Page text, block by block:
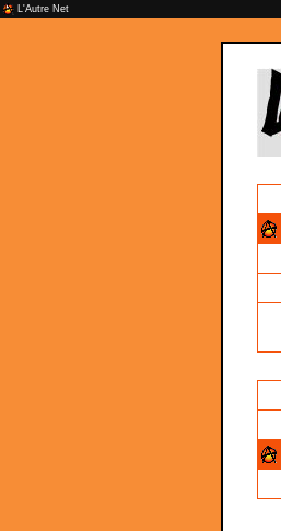
L'Autre Net